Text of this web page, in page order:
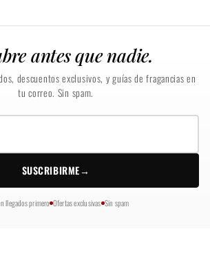
antes que nadie.
descuentos exclusivos, y guías de fragancias en
tu correo. Sin spam.
SUSCRIBIRME→
llegados primero Ofertas exclusivas Sin spam